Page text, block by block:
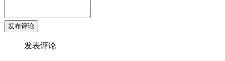
发布评论
发表评论